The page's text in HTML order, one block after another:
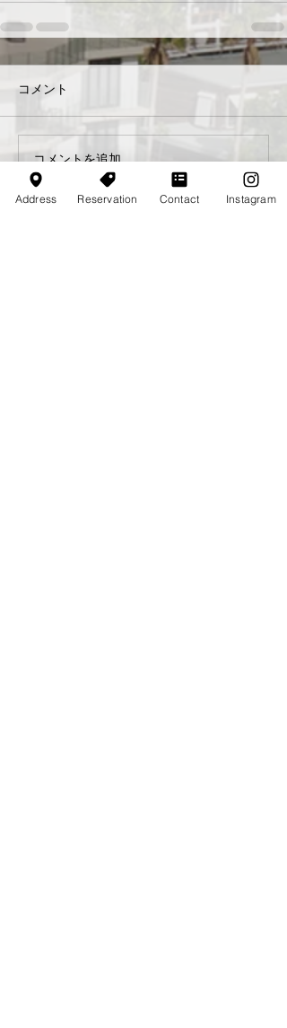
コメント
コメントを追加…
Address Reservation Contact Instagram